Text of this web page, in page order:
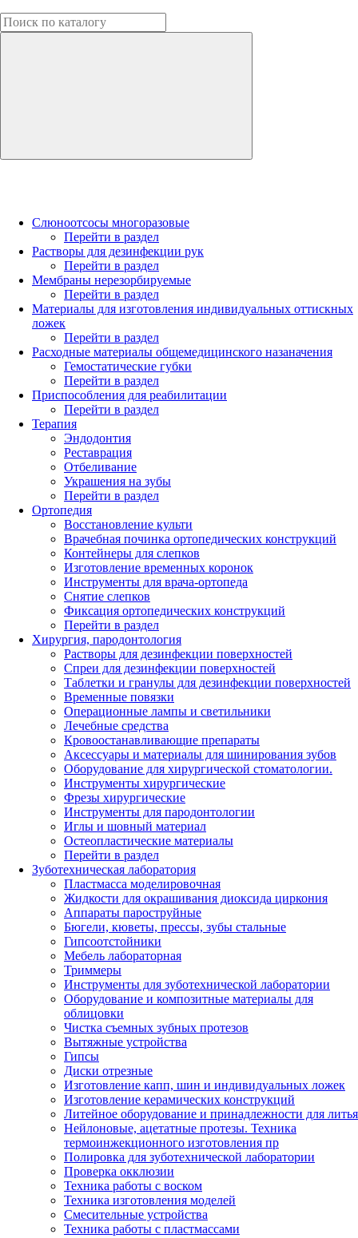
Слюноотсосы многоразовые
Перейти в раздел
Растворы для дезинфекции рук
Перейти в раздел
Мембраны нерезорбируемые
Перейти в раздел
Материалы для изготовления индивидуальных оттискных
ложек
Перейти в раздел
Расходные материалы общемедицинского назаначения
Гемостатические губки
Перейти в раздел
Приспособления для реабилитации
Перейти в раздел
Терапия
Эндодонтия
Реставрация
Отбеливание
Украшения на зубы
Перейти в раздел
Ортопедия
Восстановление культи
Врачебная починка ортопедических конструкций
Контейнеры для слепков
Изготовление временных коронок
Инструменты для врача-ортопеда
Снятие слепков
Фиксация ортопедических конструкций
Перейти в раздел
Хирургия, пародонтология
Растворы для дезинфекции поверхностей
Спреи для дезинфекции поверхностей
Таблетки и гранулы для дезинфекции поверхностей
Временные повязки
Операционные лампы и светильники
Лечебные средства
Кровоостанавливающие препараты
Аксессуары и материалы для шинирования зубов
Оборудование для хирургической стоматологии.
Инструменты хирургические
Фрезы хирургические
Инструменты для пародонтологии
Иглы и шовный материал
Остеопластические материалы
Перейти в раздел
Зуботехническая лаборатория
Пластмасса моделировочная
Жидкости для окрашивания диоксида циркония
Аппараты пароструйные
Бюгели, кюветы, прессы, зубы стальные
Гипсоотстойники
Мебель лабораторная
Триммеры
Инструменты для зуботехнической лаборатории
Оборудование и композитные материалы для
облицовки
Чистка съемных зубных протезов
Вытяжные устройства
Гипсы
Диски отрезные
Изготовление капп, шин и индивидуальных ложек
Изготовление керамических конструкций
Литейное оборудование и принадлежности для литья
Нейлоновые, ацетатные протезы. Техника
термоинжекционного изготовления пр
Полировка для зуботехнической лаборатории
Проверка окклюзии
Техника работы с воском
Техника изготовления моделей
Смесительные устройства
Техника работы с пластмассами